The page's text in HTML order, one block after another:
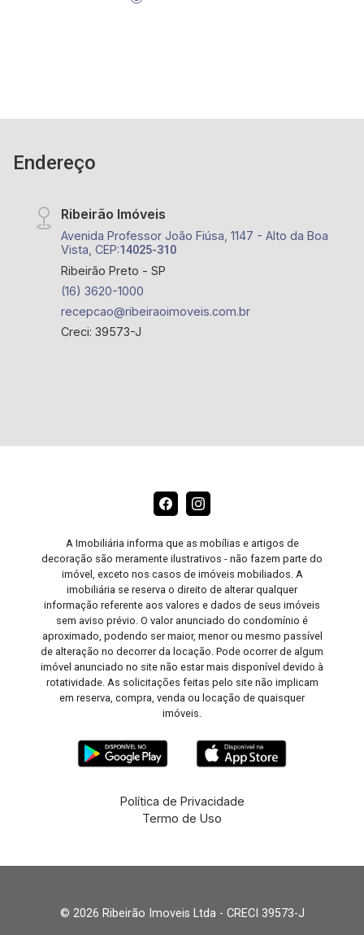
Endereço
Ribeirão Imóveis
Avenida Professor João Fiúsa, 1147 - Alto da Boa
Vista, CEP:14025-310
Ribeirão Preto - SP
(16) 3620-1000
recepcao@ribeiraoimoveis.com.br
Creci: 39573-J
A Imobiliária informa que as mobílias e artigos de
decoração são meramente ilustrativos - não fazem parte do
imóvel, exceto nos casos de imóveis mobiliados. A
imobiliária se reserva o direito de alterar qualquer
informação referente aos valores e dados de seus imóveis
sem aviso prévio. O valor anunciado do condomínio é
aproximado, podendo ser maior, menor ou mesmo passível
de alteração no decorrer da locação. Pode ocorrer de algum
imóvel anunciado no site não estar mais disponível devido à
rotatividade. As solicitações feitas pelo site não implicam
em reserva, compra, venda ou locação de quaisquer
imóveis.
Política de Privacidade
Termo de Uso
© 2026 Ribeirão Imoveis Ltda - CRECI 39573-J